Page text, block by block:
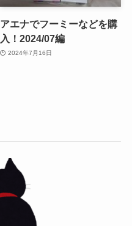
アエナでフーミーなどを購
入！2024/07編
2024年7月16日